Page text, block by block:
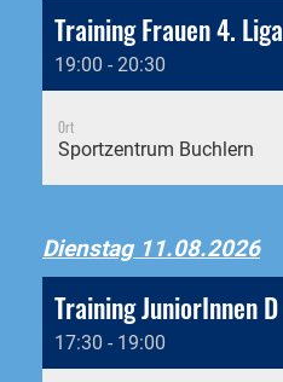
Training Frauen 4. Liga
19:00 - 20:30
Ort
Sportzentrum Buchlern
Dienstag 11.08.2026
Training JuniorInnen D
17:30 - 19:00